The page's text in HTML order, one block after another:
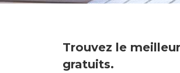
Trouvez le
gratuits.